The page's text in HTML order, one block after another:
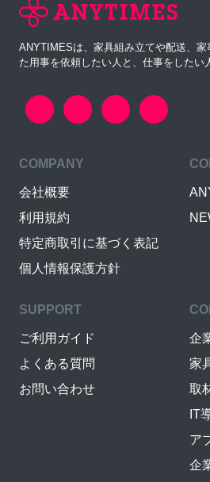
ANYTIMESは、家具組み立てや配送、
た用事を依頼したい人と、仕事をしたい
COMPANY
会社概要
利用規約
特定商取引に基づく表記
個人情報保護方針
SUPPORT
ご利用ガイド
よくある質問
お問い合わせ
企
家
取
IT
ア
企